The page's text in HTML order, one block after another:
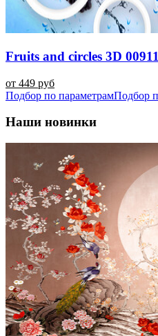
Fruits and circles 3D 00911
от 449 руб
Подбор по параметрамПодбор
Наши новинки